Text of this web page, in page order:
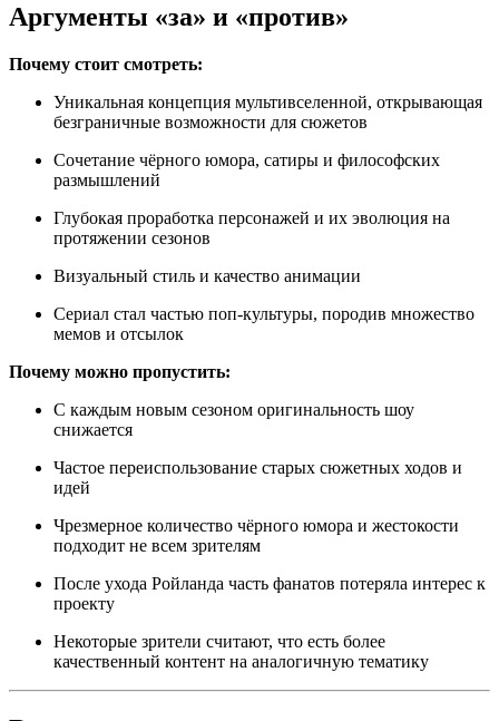
Аргументы «за» и «против»
Почему стоит смотреть:
Уникальная концепция мультивселенной, открывающая
безграничные возможности для сюжетов
Сочетание чёрного юмора, сатиры и философских
размышлений
Глубокая проработка персонажей и их эволюция на
протяжении сезонов
Визуальный стиль и качество анимации
Сериал стал частью поп-культуры, породив множество
мемов и отсылок
Почему можно пропустить:
С каждым новым сезоном оригинальность шоу
снижается
Частое переиспользование старых сюжетных ходов и
идей
Чрезмерное количество чёрного юмора и жестокости
подходит не всем зрителям
После ухода Ройланда часть фанатов потеряла интерес к
проекту
Некоторые зрители считают, что есть более
качественный контент на аналогичную тематику